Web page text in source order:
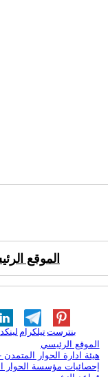
الموقع
تيلكرامبنترست
الموقع الرئيسي
هيئة ادارة الحوار المتمدن
إحصائيات مؤسسة الحوار